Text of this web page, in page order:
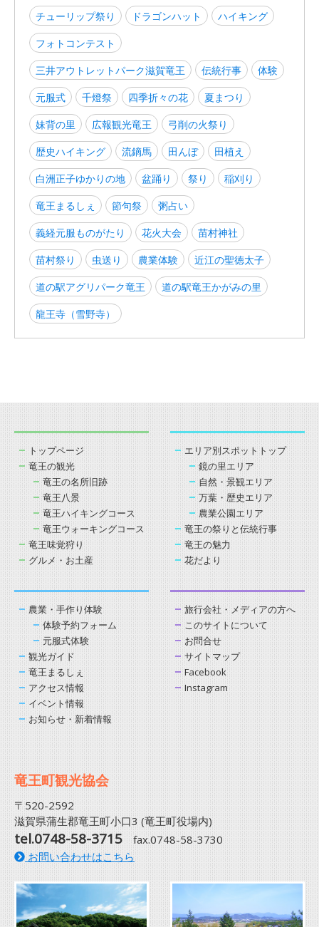
チューリップ祭り
ドラゴンハット
ハイキング
フォトコンテスト
三井アウトレットパーク滋賀竜王
伝統行事
体験
元服式
千燈祭 四季折々の花
夏まつり
妹背の里
広報観光竜王
弓削の火祭り
歴史ハイキング
流鏑馬 田んぼ
田植え
白洲正子ゆかりの地
盆踊り 祭り
稲刈り
竜王まるしぇ
節句祭
粥占い
義経元服ものがたり
花火大会
苗村神社
苗村祭り
虫送り 農業体験
近江の聖徳太子
道の駅アグリパーク竜王
道の駅竜王かがみの里
龍王寺（雪野寺）
トップページ
竜王の観光
竜王の名所旧跡
竜王八景
竜王ハイキングコース
竜王ウォーキングコース
竜王味覚狩り
グルメ・お土産
エリア別スポットトップ
鏡の里エリア
自然・景観エリア
万葉・歴史エリア
農業公園エリア
竜王の祭りと伝統行事
竜王の魅力
花だより
農業・手作り体験
体験予約フォーム
元服式体験
観光ガイド
竜王まるしぇ
アクセス情報
イベント情報
お知らせ・新着情報
旅行会社・メディアの方へ
このサイトについて
お問合せ
サイトマップ
Facebook
Instagram
竜王町観光協会
〒520-2592
滋賀県蒲生郡竜王町小口3 (竜王町役場内)
tel.0748-58-3715 fax.0748-58-3730
お問い合わせはこちら